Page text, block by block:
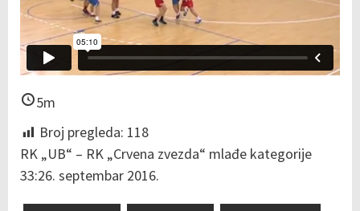
5m
Broj pregleda: 118
RK „UB“ – RK „Crvena zvezda“ mlađe kategorije
33:26. septembar 2016.